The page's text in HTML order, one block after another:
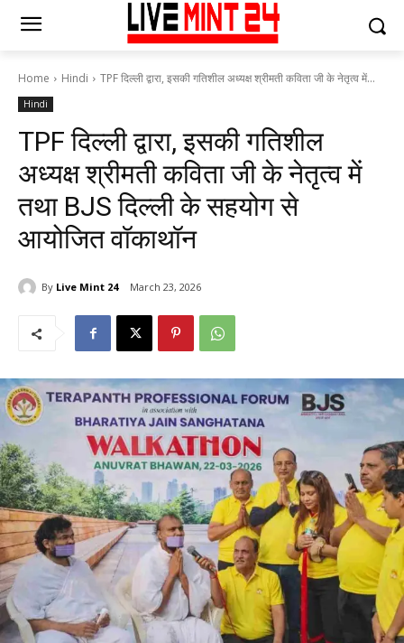
Home Hindi TPF दिल्ली द्वारा, इसकी गतिशील अध्यक्ष श्रीमती कविता जी के नेतृत्व में...
Hindi
TPF दिल्ली द्वारा, इसकी गतिशील
अध्यक्ष श्रीमती कविता जी के नेतृत्व में
तथा BJS दिल्ली के सहयोग से
आयोजित वॉकाथॉन
By Live Mint 24 March 23, 2026